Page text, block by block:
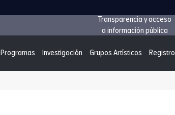
Transparencia y acceso
a información pública
Programas Investigación Grupos Artísticos Registro